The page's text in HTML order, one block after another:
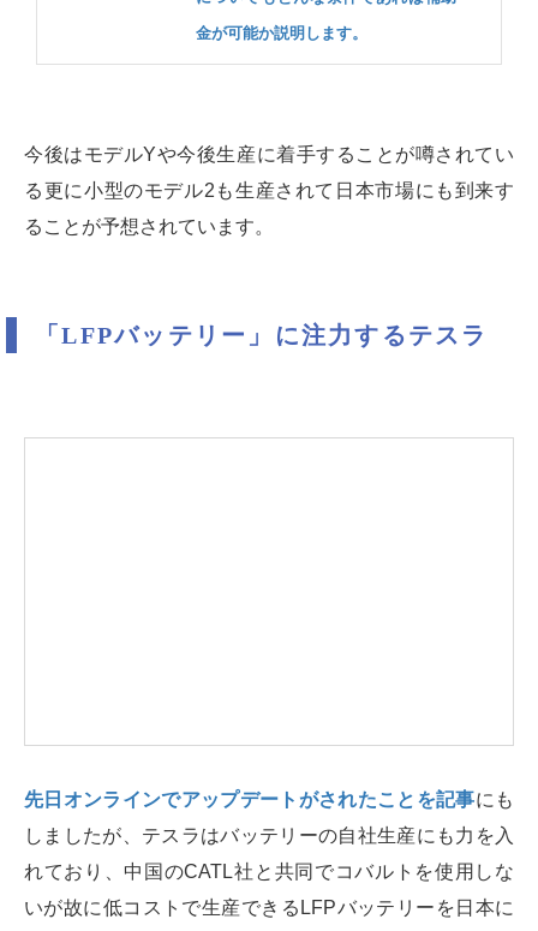
金が可能か説明します。
今後はモデルYや今後生産に着手することが噂されてい
る更に小型のモデル2も生産されて日本市場にも到来す
ることが予想されています。
「LFPバッテリー」に注力するテスラ
先日オンラインでアップデートがされたことを記事にも
しましたが、テスラはバッテリーの自社生産にも力を入
れており、中国のCATL社と共同でコバルトを使用しな
いが故に低コストで生産できるLFPバッテリーを日本に